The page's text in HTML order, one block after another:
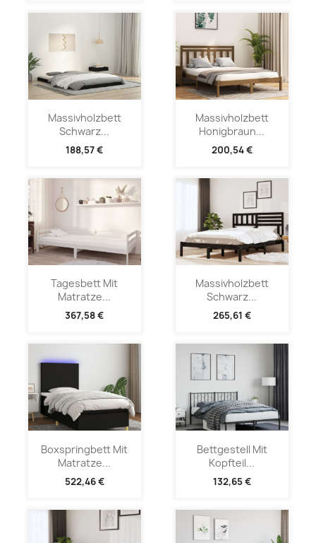
Massivholzbett
Schwarz...
188,57 €
Massivholzbett
Honigbraun...
200,54 €
Tagesbett Mit
Matratze...
367,58 €
Massivholzbett
Schwarz...
265,61 €
Boxspringbett Mit
Matratze...
522,46 €
Bettgestell Mit
Kopfteil...
132,65 €